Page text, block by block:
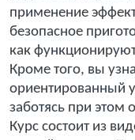
применение
безопасное
как
Кроме того, вы
ориентированный
заботясь при этом
Курс состоит из